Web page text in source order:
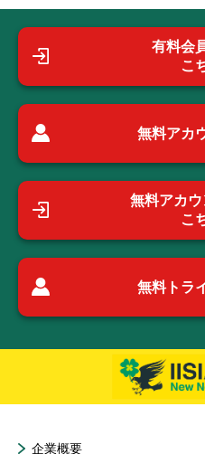
有料会
こ
無料アカ
無料アカ
こ
無料トラ
企業概要